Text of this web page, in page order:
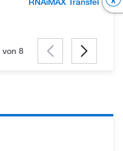
von 8